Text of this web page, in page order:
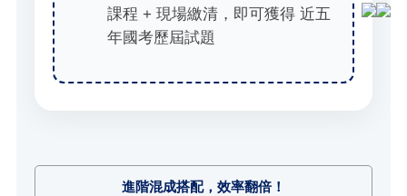
課程 + 現場繳清，即可獲得 近五
年國考歷屆試題
進階混成搭配，效率翻倍！